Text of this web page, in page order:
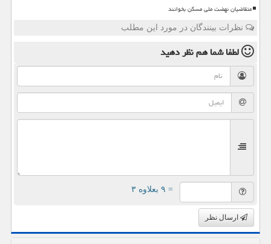
متقاضیان نهضت ملی مسکن بخوانند
نظرات بینندگان در مورد این مطلب
لطفا شما همنظر دهید
= ۹ بعلاوه ۳
ارسال نظر